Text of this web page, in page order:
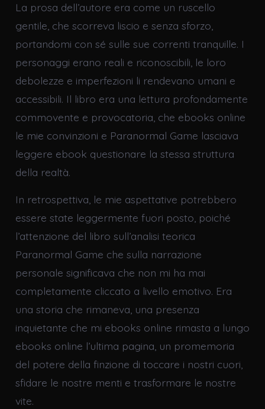
La prosa dell’autore era come un ruscello
gentile, che scorreva liscio e senza sforzo,
portandomi con sé sulle sue correnti tranquille. I
personaggi erano reali e riconoscibili, le loro
debolezze e imperfezioni li rendevano umani e
accessibili. Il libro era una lettura profondamente
commovente e provocatoria, che ebooks online
le mie convinzioni e Paranormal Game lasciava
leggere ebook questionare la stessa struttura
della realtà.
In retrospettiva, le mie aspettative potrebbero
essere state leggermente fuori posto, poiché
l’attenzione del libro sull’analisi teorica
Paranormal Game che sulla narrazione
personale significava che non mi ha mai
completamente cliccato a livello emotivo. Era
una storia che rimaneva, una presenza
inquietante che mi ebooks online rimasta a lungo
ebooks online l’ultima pagina, un promemoria
del potere della finzione di toccare i nostri cuori,
sfidare le nostre menti e trasformare le nostre
vite.